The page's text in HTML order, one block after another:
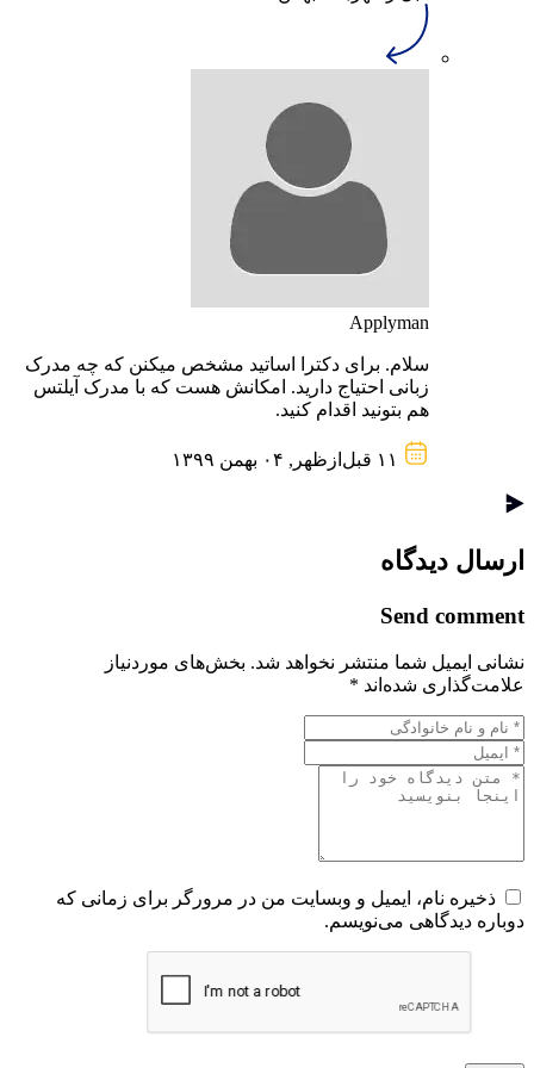
Applyman
سلام. برای دکترا اساتید مشخص میکنن که چه مدرک
زبانی احتیاج دارید. امکانش هست که با مدرک آیلتس
هم بتونید اقدام کنید.
ارسال دیدگاه
Send comment
نشانی ایمیل شما منتشر نخواهد شد. بخش‌های موردنیاز
علامت‌گذاری شده‌اند *
ذخیره نام، ایمیل و وبسایت من در مرورگر برای زمانی که
دوباره دیدگاهی می‌نویسم.